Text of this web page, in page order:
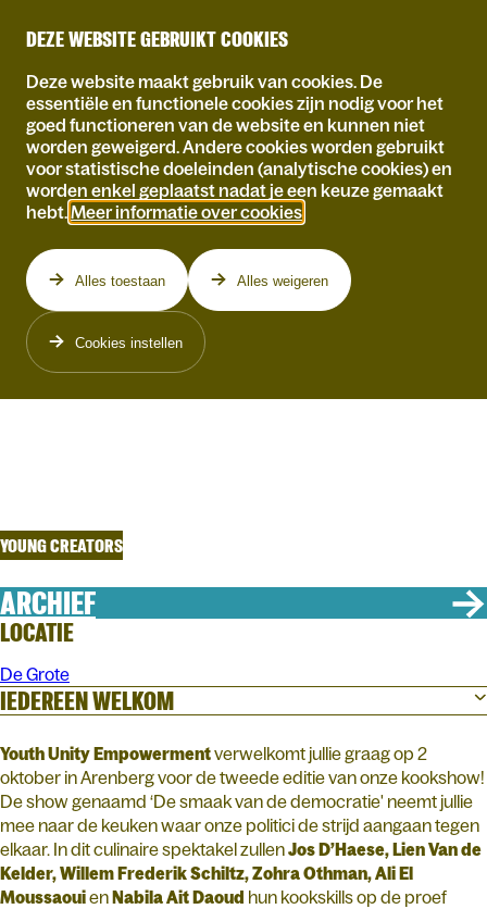
DEZE WEBSITE GEBRUIKT COOKIES
Deze website maakt gebruik van cookies. De
essentiële en functionele cookies zijn nodig voor het
goed functioneren van de website en kunnen niet
worden geweigerd. Andere cookies worden gebruikt
voor statistische doeleinden (analytische cookies) en
worden enkel geplaatst nadat je een keuze gemaakt
hebt. Meer informatie over cookies
Alles toestaan Alles weigeren
Cookies instellen
Programma
DE SMAAK VAN
YOUNG CREATORS
ARCHIEF
LOCATIE
De Grote
IEDEREEN WELKOM
Youth Unity Empowermentverwelkomt jullie graag op 2
oktober in Arenberg voor de tweede editie van onze kookshow!
De show genaamd ‘De smaak van de democratie' neemt jullie
mee naar de keuken waar onze politici de strijd aangaan tegen
elkaar. In dit culinaire spektakel zullenJos D’Haese, Lien Van de
Kelder, Willem Frederik Schiltz, Zohra Othman, Ali El
MoussaouienNabila Ait Daoud hun kookskills op de proef